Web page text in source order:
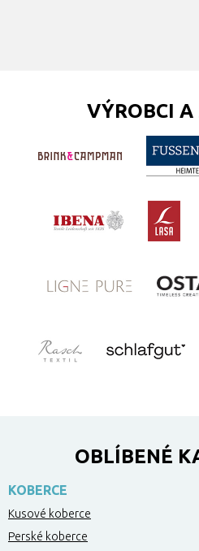
VÝROBCI A
OBLÍBENÉ
KOBERCE
Kusové koberce
Perské koberce